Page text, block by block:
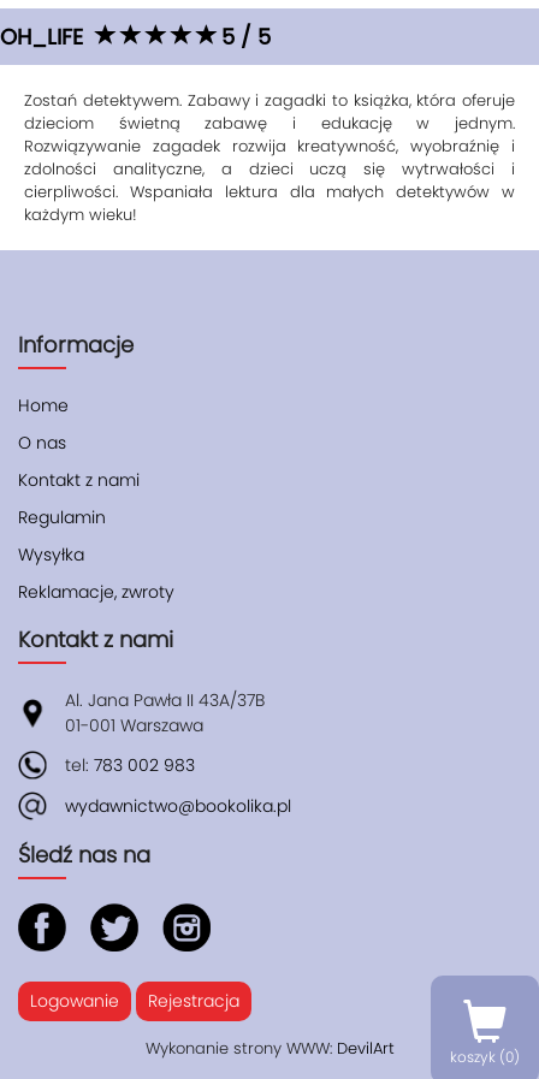
koszyk (0
OH_LIFE 5 / 5
Zostań detektywem. Zabawy i zagadki to książka, która oferuje
dzieciom świetną zabawę i edukację w jednym.
Rozwiązywanie zagadek rozwija kreatywność, wyobraźnię i
zdolności analityczne, a dzieci uczą się wytrwałości i
cierpliwości. Wspaniała lektura dla małych detektywów w
każdym wieku!
Informacje
Home
O nas
Kontakt z nami
Regulamin
Wysyłka
Reklamacje, zwroty
Kontakt z nami
Al. Jana Pawła II 43A/37B
01-001 Warszawa
tel: 783 002 983
wydawnictwo@bookolika.pl
Śledź nas na
Logowanie Rejestracja
Wykonanie strony WWW: DevilArt